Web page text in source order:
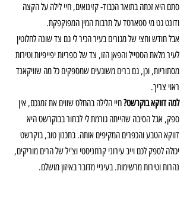
סתם היא זכתה בתואר הכבוד- קזינואים, חיי לילה על הקצה
ודונט גט מי סטארטד על תרבות המין המפוקפקת.
אבל חודש וחצי של מגורים בעיר הכיר לי גם צד שונה לחלוטין
לעיר מלאת הסטייל והפאן הזו, צד של ספריות יפייפיות וטירות
מסתוריות, וכן, גם ברים משוגעים שמספקים כל מה שוויקאנד
ראוי צריך.
למה דווקא בוקרשט? חיי הלילה בהחלט שווים את זמנכם, אין
ספק, אבל הסיבה שהייתה גורמת לי לבחור בבוקרשט היא
דווקא הטבע והכפרים המקיפים אותה. בתכנון טוב, בוקרשט
יכולה לספק לכם וייב עירוני קרחניסטי וצ'יל של הרים מוריקים,
נהרות וטירות מרשימות. בעיניי מדובר באיזון מושלם.